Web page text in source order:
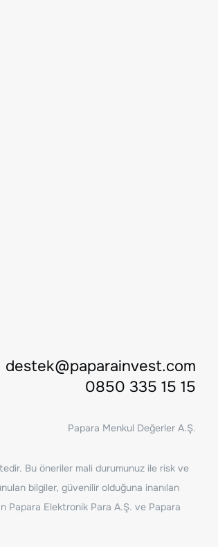
destek@paparainvest.com
0850 335 15 15
Papara Menkul Değerler A.Ş.
Bu öneriler mali durumunuz ile risk ve
bilgiler, güvenilir olduğuna inanılan
Papara Elektronik Para A.Ş. ve Papara